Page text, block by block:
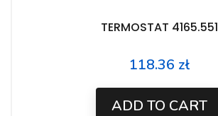
TERMOSTAT 4165.551
Price
118.36 zł
ADD TO CART